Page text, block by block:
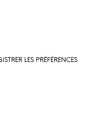
LES PRÉFÉRENCES